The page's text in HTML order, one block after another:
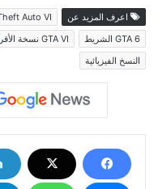
اعرف المزيد عن Auto VI
GTA 6 الشريط
GTA VI نسخة الأقراص
النسخ الفيزيائية